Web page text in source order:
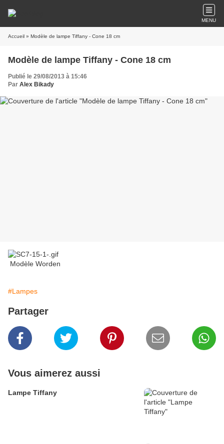
MENU
Accueil » Modèle de lampe Tiffany - Cone 18 cm
Modèle de lampe Tiffany - Cone 18 cm
Publié le 29/08/2013 à 15:46
Par Alex Bikady
Modèle Worden
#Lampes
Partager
Vous aimerez aussi
Lampe Tiffany